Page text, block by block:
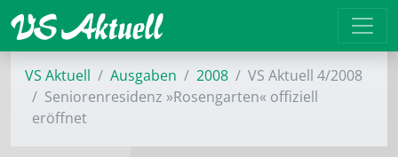
VS Aktuell Ausgaben 2008
VS Aktuell 4/2008
Seniorenresidenz »Rosengarten« offiziell
eröffnet